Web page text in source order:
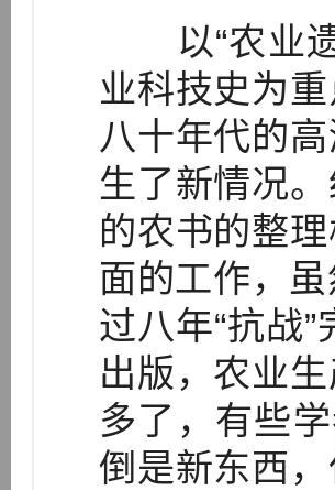
以“农业遗
业科技史为
八十年代的
生了新情况
的农书的整
面的工作，
过八年“抗战
出版，农业
多了，有些
倒是新东西